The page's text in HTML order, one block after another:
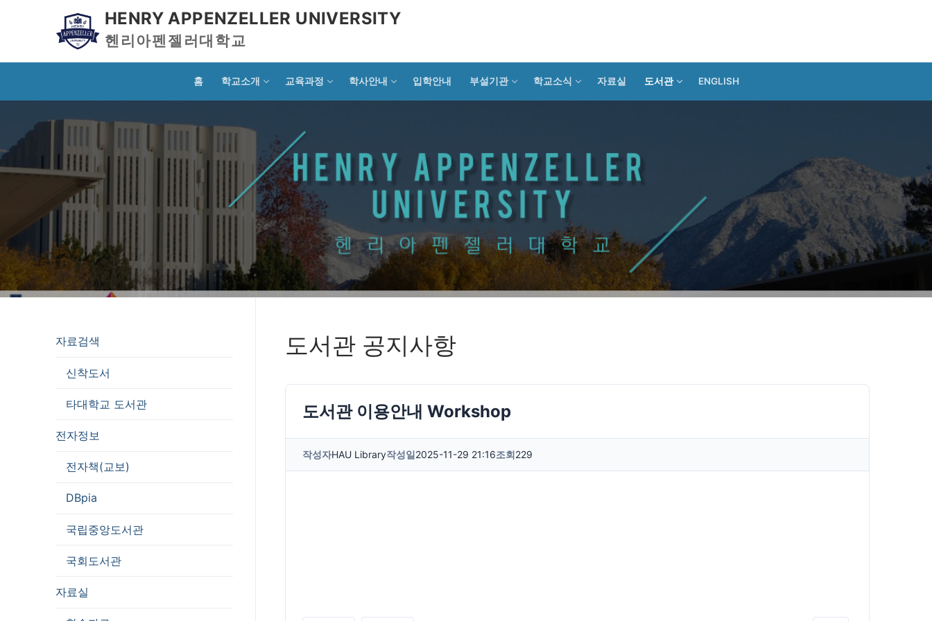
HENRY APPENZELLER UNIVERSITY
헨리아펜젤러대학교
홈 학교소개 교육과정 학사안내 입학안내 부설기관 학교소식 자료실 도서관 ENGLISH
도서관 공지사항
도서관 이용안내 Workshop
작성자HAU Library작성일2025-11-29 21:16조회229
자료검색
신착도서
타대학교 도서관
전자정보
전자책(교보)
DBpia
국립중앙도서관
국회도서관
자료실